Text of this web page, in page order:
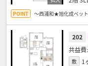
～西浦和★旭化成ペッ
202
敷 1